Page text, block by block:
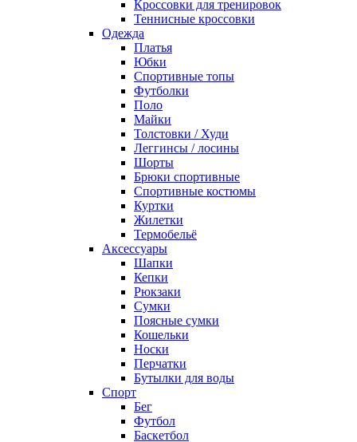
Кроссовки для тренировок
Теннисные кроссовки
Одежда
Платья
Юбки
Спортивные топы
Футболки
Поло
Майки
Толстовки / Худи
Леггинсы / лосины
Шорты
Брюки спортивные
Спортивные костюмы
Куртки
Жилетки
Термобельё
Аксессуары
Шапки
Кепки
Рюкзаки
Сумки
Поясные сумки
Кошельки
Носки
Перчатки
Бутылки для воды
Спорт
Бег
Футбол
Баскетбол